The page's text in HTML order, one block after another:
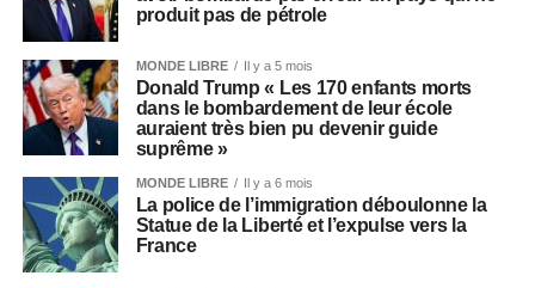
produit pas de pétrole
MONDE LIBRE Il y a 5 mois
Donald Trump « Les 170 enfants morts
dans le bombardement de leur école
auraient très bien pu devenir guide
suprême »
MONDE LIBRE Il y a 6 mois
La police de l’immigration déboulonne la
Statue de la Liberté et l’expulse vers la
France